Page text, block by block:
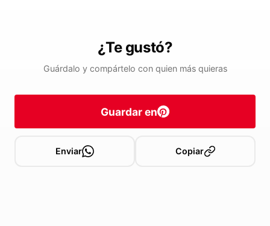
¿Te gustó?
Guárdalo y compártelo con quien más quieras
Guardar en
Enviar Copiar